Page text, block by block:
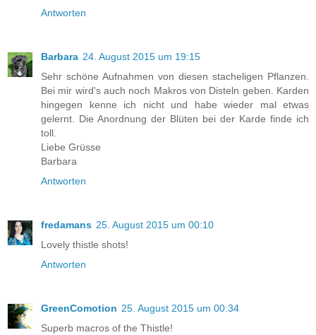
Antworten
Barbara 24. August 2015 um 19:15
Sehr schöne Aufnahmen von diesen stacheligen Pflanzen.
Bei mir wird's auch noch Makros von Disteln geben. Karden
hingegen kenne ich nicht und habe wieder mal etwas
gelernt. Die Anordnung der Blüten bei der Karde finde ich
toll.
Liebe Grüsse
Barbara
Antworten
fredamans 25. August 2015 um 00:10
Lovely thistle shots!
Antworten
GreenComotion 25. August 2015 um 00:34
Superb macros of the Thistle!